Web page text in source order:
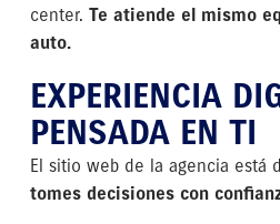
center. Te atiende el mismo
auto.
EXPERIENCIA
PENSADA EN TI
El sitio web de la agencia está
tomes decisiones con